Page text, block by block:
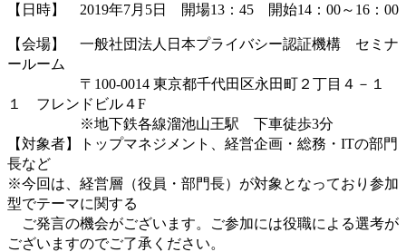
【日時】 2019年7月5日 開場13：45 開始14：00～16：00
【会場】 一般社団法人日本プライバシー認証機構 セミナ
ールーム
〒100-0014 東京都千代田区永田町２丁目４－１
１ フレンドビル４F
※地下鉄各線溜池山王駅 下車徒歩3分
【対象者】トップマネジメント、経営企画・総務・ITの部門
長など
※今回は、経営層（役員・部門長）が対象となっており参加
型でテーマに関する
ご発言の機会がございます。ご参加には役職による選考が
ございますのでご了承ください。